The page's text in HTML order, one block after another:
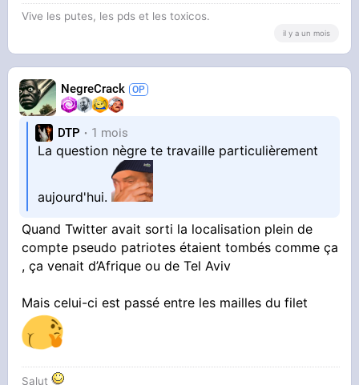
Vive les putes, les pds et les toxicos.
il y a un mois
NegreCrack
DTP 1 mois
La question nègre te travaille particulièrement
aujourd'hui.
Quand Twitter avait sorti la localisation plein de
compte pseudo patriotes étaient tombés comme ça
, ça venait d’Afrique ou de Tel Aviv
Mais celui-ci est passé entre les mailles du filet
Salut